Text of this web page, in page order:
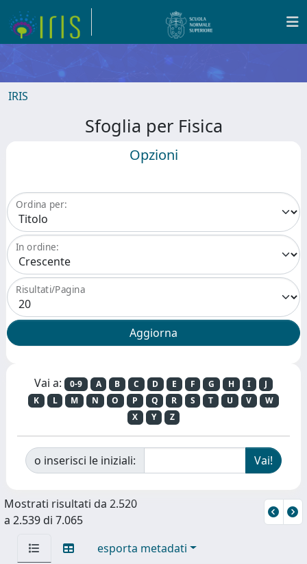
IRIS
Sfoglia per Fisica
Opzioni
Ordina per:
In ordine:
Risultati/Pagina
Vai a: 0-9 A B C D E F G H I
J
K
L M N O P Q R S T U V
W
X
Y Z
o inserisci le iniziali:
Mostrati risultati da 2.520
a 2.539 di 7.065
esporta metadati